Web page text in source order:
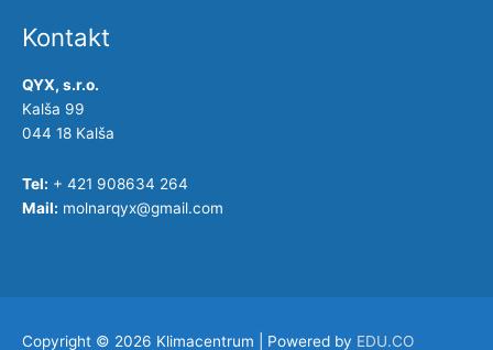
Kontakt
QYX, s.r.o.
Kalša 99
044 18 Kalša
Tel: + 421 908634 264
Mail: molnarqyx@gmail.com
Copyright © 2026 Klimacentrum | Powered by EDU.CO